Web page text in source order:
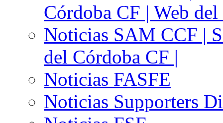
Córdoba CF | Web
Noticias SAM CCF |
del Córdoba CF |
Noticias FASFE
Noticias Supporters